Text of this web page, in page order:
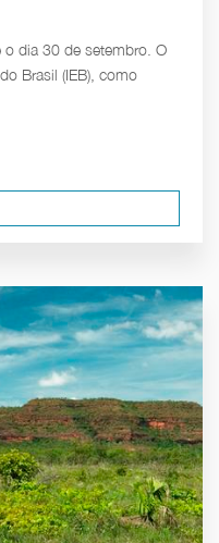
o dia 30 de setembro. O
Brasil (IEB), como